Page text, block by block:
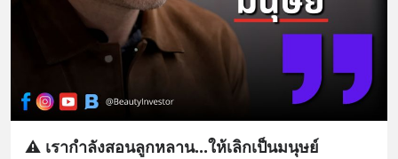
⚠️ เรากำลังสอนลูกหลาน...ให้เลิกเป็นมนุษย์